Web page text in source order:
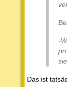
-
Das ist